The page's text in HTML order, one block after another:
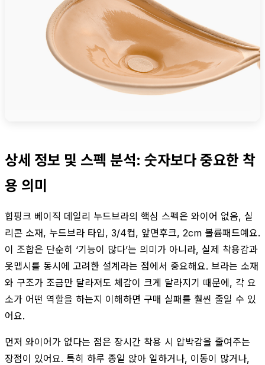
상세 정보 및 스펙 분석: 숫자보다 중요한 착
용 의미
힙핑크 베이직 데일리 누드브라의 핵심 스펙은 와이어 없음, 실
리콘 소재, 누드브라 타입, 3/4컵, 앞면후크, 2cm 볼륨패드예요.
이 조합은 단순히 ‘기능이 많다’는 의미가 아니라, 실제 착용감과
옷맵시를 동시에 고려한 설계라는 점에서 중요해요. 브라는 소재
와 구조가 조금만 달라져도 체감이 크게 달라지기 때문에, 각 요
소가 어떤 역할을 하는지 이해하면 구매 실패를 훨씬 줄일 수 있
어요.
먼저 와이어가 없다는 점은 장시간 착용 시 압박감을 줄여주는
장점이 있어요. 특히 하루 종일 앉아 일하거나, 이동이 많거나,